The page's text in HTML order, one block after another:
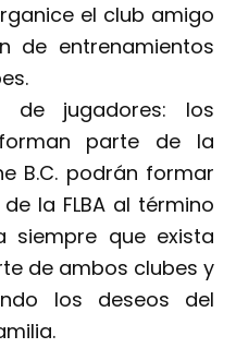
el club amigo
de entrenamientos
de jugadores: los
parte de la
B.C. podrán formar
la FLBA al término
siempre que exista
de ambos clubes y
los deseos del